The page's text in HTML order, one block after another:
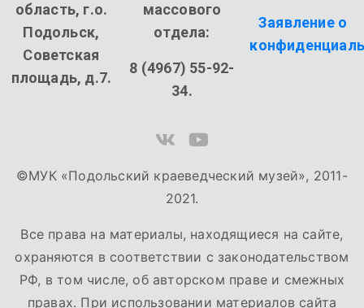
область, г.о.
Подольск,
Советская
площадь, д.7.
массового
отдела:
8 (4967) 55-92-
34.
Заявление о
©МУК «Подольский краеведческий музей», 2011-
2021.
Все права на материалы, находящиеся на сайте,
охраняются в соответствии с законодательством
РФ, в том числе, об авторском праве и смежных
правах. При использовании материалов сайта